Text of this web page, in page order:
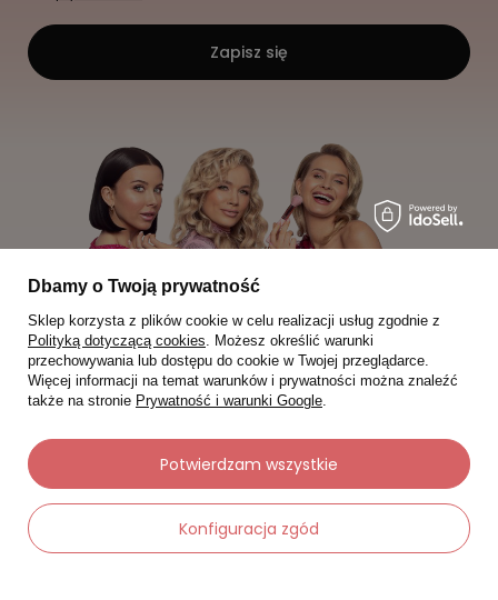
Zapisz się
Moje zamówienia
Status zamówienia
Śledzenie przesyłki
Dbamy o Twoją prywatność
Sklep korzysta z plików cookie w celu realizacji usług zgodnie z
Polityką dotyczącą cookies. Możesz określić warunki
przechowywania lub dostępu do cookie w Twojej przeglądarce.
Więcej informacji na temat warunków i prywatności można znaleźć
także na stronie Prywatność i warunki Google.
Konfiguracja zgód
Potwierdzam wszystkie